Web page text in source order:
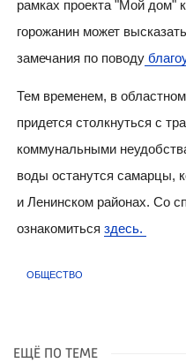
рамках проекта "Мой дом"
горожанин может
замечания по поводу
Тем временем, в
придется столкнуться с
коммунальными
воды останутся самарцы,
и Ленинском районах. Со
ознакомиться здесь.
ОБЩЕСТВО
ЕЩЁ ПО ТЕМЕ